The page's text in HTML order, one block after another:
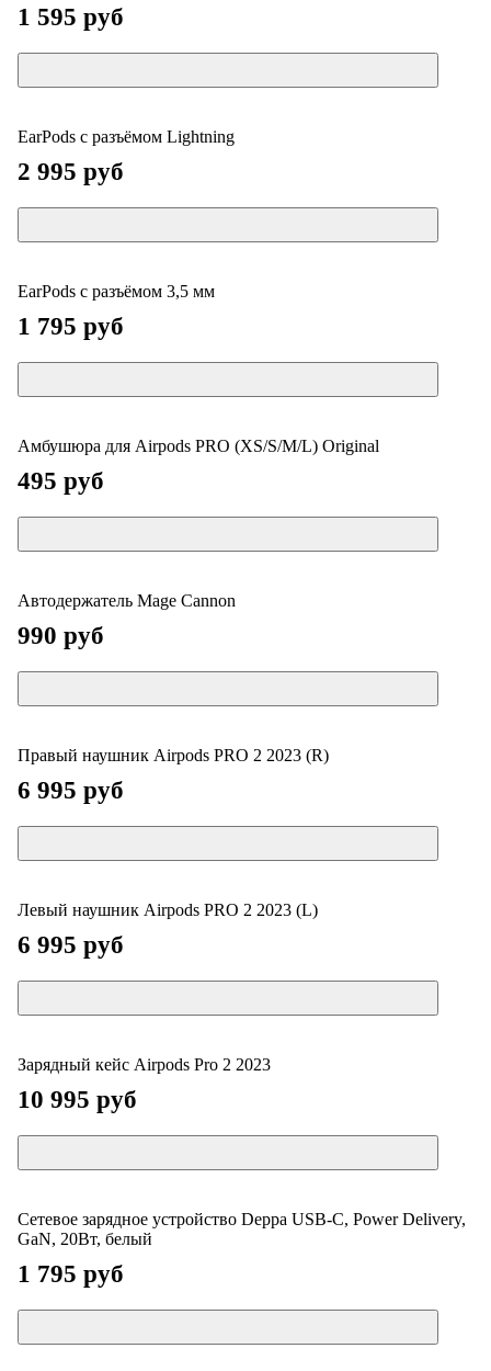
1 595 руб
EarPods с разъёмом Lightning
2 995 руб
EarPods с разъёмом 3,5 мм
1 795 руб
Амбушюра для Airpods PRO (XS/S/M/L) Original
495 руб
Автодержатель Mage Cannon
990 руб
Правый наушник Airpods PRO 2 2023 (R)
6 995 руб
Левый наушник Airpods PRO 2 2023 (L)
6 995 руб
Зарядный кейс Airpods Pro 2 2023
10 995 руб
Сетевое зарядное устройство Deppa USB-C, Power Delivery,
GaN, 20Вт, белый
1 795 руб